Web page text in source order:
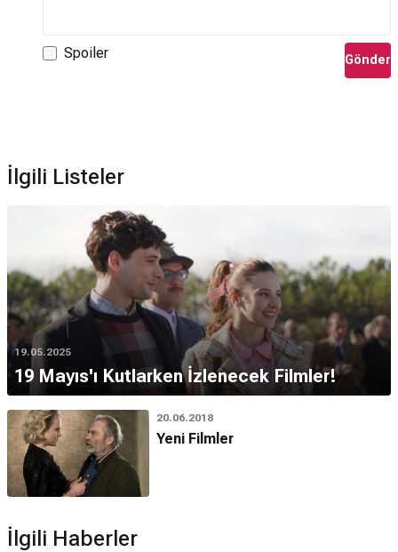
Spoiler Gönder
İlgili Listeler
19.05.2025
19 Mayıs'ı Kutlarken İzlenecek Filmler!
20.06.2018
Yeni Filmler
İlgili Haberler